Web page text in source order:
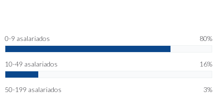
0-9 asalariados 80%
10-49 asalariados 16%
50-199 asalariados 3%